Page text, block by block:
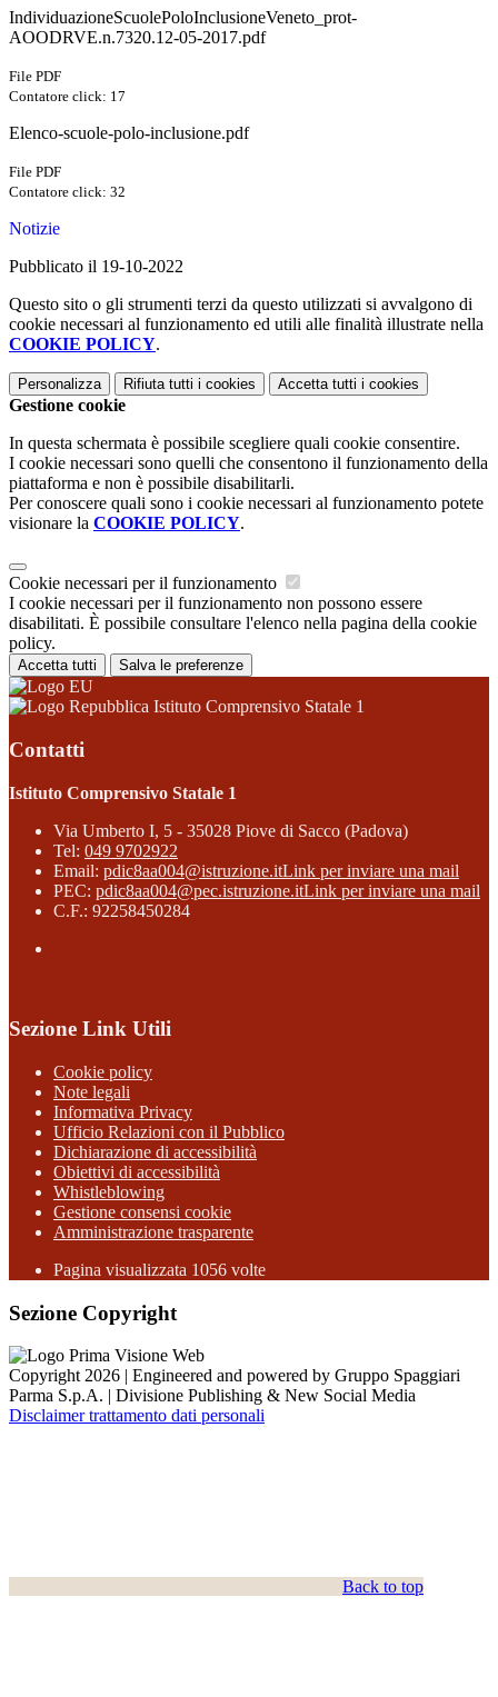
IndividuazioneScuolePoloInclusioneVeneto_prot-
AOODRVE.n.7320.12-05-2017.pdf
File PDF
Contatore click: 17
Elenco-scuole-polo-inclusione.pdf
File PDF
Contatore click: 32
Notizie
Pubblicato il 19-10-2022
Questo sito o gli strumenti terzi da questo utilizzati si avvalgono di
cookie necessari al funzionamento ed utili alle finalità illustrate nella
COOKIE POLICY.
Personalizza Rifiuta tutti i cookies Accetta tutti i cookies
Gestione cookie
In questa schermata è possibile scegliere quali cookie consentire.
I cookie necessari sono quelli che consentono il funzionamento della
piattaforma e non è possibile disabilitarli.
Per conoscere quali sono i cookie necessari al funzionamento potete
visionare la COOKIE POLICY.
Cookie necessari per il funzionamento
I cookie necessari per il funzionamento non possono essere
disabilitati. È possibile consultare l'elenco nella pagina della cookie
policy.
Accetta tutti Salva le preferenze
Istituto Comprensivo Statale 1
Contatti
Istituto Comprensivo Statale 1
Via Umberto I, 5 - 35028 Piove di Sacco (Padova)
Tel: 049 9702922
Email: pdic8aa004@istruzione.itLink per inviare una mail
PEC: pdic8aa004@pec.istruzione.itLink per inviare una mail
C.F.: 92258450284
Sezione Link Utili
Cookie policy
Note legali
Informativa Privacy
Ufficio Relazioni con il Pubblico
Dichiarazione di accessibilità
Obiettivi di accessibilità
Whistleblowing
Gestione consensi cookie
Amministrazione trasparente
Pagina visualizzata 1056 volte
Sezione Copyright
Copyright 2026 | Engineered and powered by Gruppo Spaggiari
Parma S.p.A. | Divisione Publishing & New Social Media
Disclaimer trattamento dati personali
Back to top